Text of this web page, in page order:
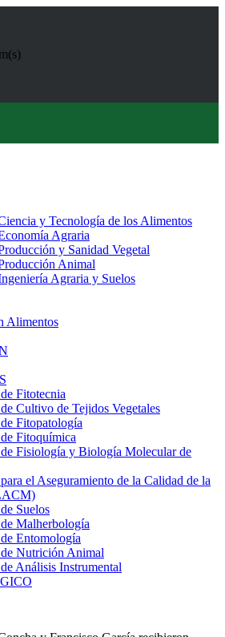
y Tecnología de los Alimentos
Agraria
y Sanidad Vegetal
Animal
Agraria y Suelos
Alimentos
Fitotecnia
Cultivo de Tejidos Vegetales
Fitopatología
Fitoquímica
Fisiología y Biología Molecular de
el Aseguramiento de la Calidad de la
Suelos
Malherbología
Entomología
Nutrición Animal
Análisis Instrumental